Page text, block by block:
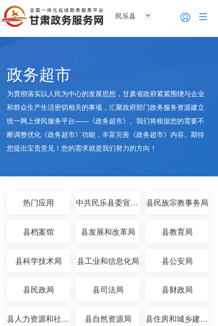
民乐县
政务超市
为贯彻落实以人民为中心的发展思想，甘肃省政府紧紧围绕与企业
和群众生产生活密切相关的事项，汇聚政府部门政务服务资源建立
统一网上便民服务平台——《政务超市》。我们将根据您的需要不
断调整优化《政务超市》功能，丰富完善《政务超市》内容。期待
您提出宝贵意见！您的需求就是我们努力的方向！
热门应用 中共民乐县委宣传部 县民族宗教事务局
县档案馆 县发展和改革局 县教育局
县科学技术局 县工业和信息化局 县公安局
县民政局 县司法局 县财政局
县人力资源和社会保障局 县自然资源局 县住房和城乡建设局